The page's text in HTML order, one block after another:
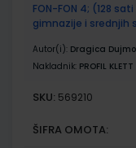
proizvodi
FON-FON 4; (128
gimnazije i srednjih
Autor(i): Dragica
Nakladnik: PROFIL
SKU: 569210
ŠIFRA OMOTA: